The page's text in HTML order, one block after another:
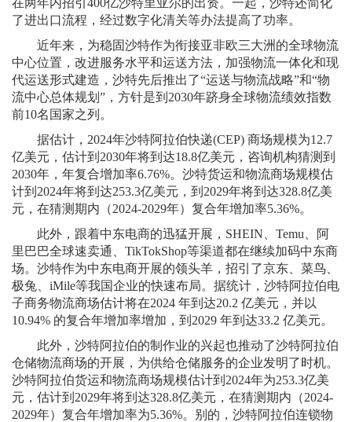
在两年内招引400亿沙特里亚尔的出资。一起，沙特还简化
了进出口流程，经过数字化清关等办法提高了功率。
近年来，为稳固沙特作为衔接亚非欧三大洲的全球物流
中心位置，改进服务水平和运送方法，加强物流一体化和现
代运送形式建造，沙特先后推出了“运送与物流战略”和“物
流中心总体规划”，方针是到2030年跻身全球物流绩效指数
前10名国家之列。
据估计，2024年沙特阿拉伯快递(CEP) 商场规模为12.7
亿美元，估计到2030年将到达18.8亿美元，咨询机构猜测到
2030年，年复合增加率6.76%。沙特货运和物流商场规模估
计到2024年将到达253.3亿美元，到2029年将到达328.8亿美
元，在猜测期内（2024-2029年）复合年增加率5.36%。
此外，跟着中东电商的迅猛开展，SHEIN、Temu、阿
里巴巴全球速卖通、TikTokShop等渠道都在继续加码中东商
场。沙特作为中东电商开展的领头羊，招引了京东、菜鸟、
极兔、iMile等我国企业的快速布局。据统计，沙特阿拉伯电
子商务物流商场估计将在2024 年到达20.2 亿美元，并以
10.94% 的复合年增加率增加，到2029 年到达33.2 亿美元。
此外，沙特阿拉伯的制作业的兴起也推动了沙特阿拉伯
仓储物流商场的开展，为供给仓储服务的企业发明了时机。
沙特阿拉伯货运和物流商场规模估计到2024年为253.3亿美
元，估计到2029年将到达328.8亿美元，在猜测期内（2024-
2029年）复合年增加率为5.36%。别的，沙特阿拉伯连锁物